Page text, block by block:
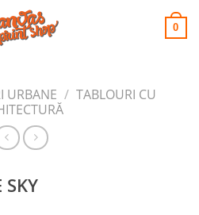
SHOP 0
URBANE / TABLOURI CU